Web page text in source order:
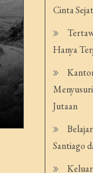
Cinta
Hanya
Jutaan
Santiago